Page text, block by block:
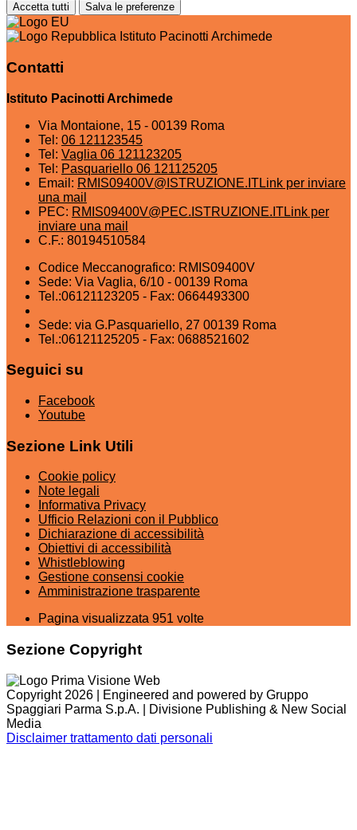
Accetta tutti Salva le preferenze
Istituto Pacinotti Archimede
Contatti
Istituto Pacinotti Archimede
Via Montaione, 15 - 00139 Roma
Tel: 06 121123545
Tel: Vaglia 06 121123205
Tel: Pasquariello 06 121125205
Email: RMIS09400V@ISTRUZIONE.ITLink per inviare
una mail
PEC: RMIS09400V@PEC.ISTRUZIONE.ITLink per
inviare una mail
C.F.: 80194510584
Codice Meccanografico: RMIS09400V
Sede: Via Vaglia, 6/10 - 00139 Roma
Tel.:06121123205 - Fax: 0664493300
Sede: via G.Pasquariello, 27 00139 Roma
Tel.:06121125205 - Fax: 0688521602
Seguici su
Facebook
Youtube
Sezione Link Utili
Cookie policy
Note legali
Informativa Privacy
Ufficio Relazioni con il Pubblico
Dichiarazione di accessibilità
Obiettivi di accessibilità
Whistleblowing
Gestione consensi cookie
Amministrazione trasparente
Pagina visualizzata 951 volte
Sezione Copyright
Copyright 2026 | Engineered and powered by Gruppo
Spaggiari Parma S.p.A. | Divisione Publishing & New Social
Media
Disclaimer trattamento dati personali